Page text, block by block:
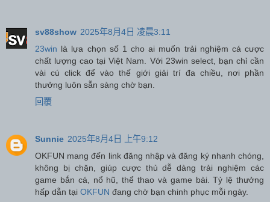
sv88show 2025年8月4日 凌晨3:11
23win là lựa chọn số 1 cho ai muốn trải nghiệm cá cược
chất lượng cao tại Việt Nam. Với 23win select, bạn chỉ cần
vài cú click để vào thế giới giải trí đa chiều, nơi phần
thưởng luôn sẵn sàng chờ bạn.
回覆
Sunnie 2025年8月4日 上午9:12
OKFUN mang đến link đăng nhập và đăng ký nhanh chóng,
không bị chặn, giúp cược thủ dễ dàng trải nghiệm các
game bắn cá, nổ hũ, thể thao và game bài. Tỷ lệ thưởng
hấp dẫn tại OKFUN đang chờ bạn chinh phục mỗi ngày.